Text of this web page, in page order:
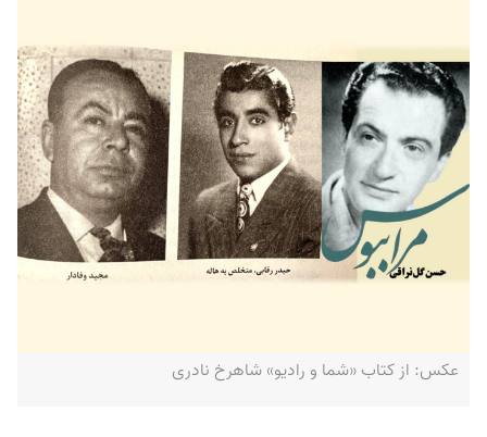
عکس: از کتاب «شما و رادیو» شاهرخ نادری